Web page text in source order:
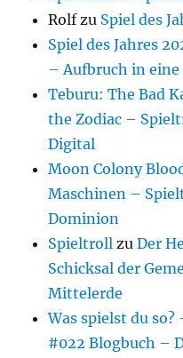
Rolfzu Spiel des
Spiel des Jahres
– Aufbruch in eine
Teburu: The Bad
the Zodiac –
Digital
Moon Colony
Maschinen –
Dominion
Spieltroll zuDer
Schicksal der
Mittelerde
Was spielst du
#022 Blogbuch –